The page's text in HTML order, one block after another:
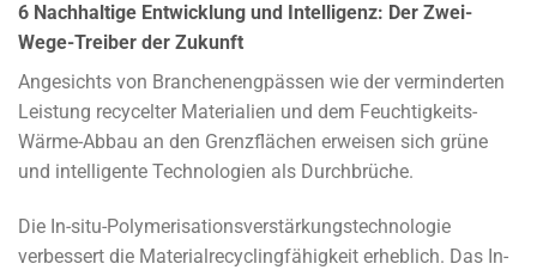
6 Nachhaltige Entwicklung und Intelligenz: Der Zwei-
Wege-Treiber der Zukunft
Angesichts von Branchenengpässen wie der verminderten
Leistung recycelter Materialien und dem Feuchtigkeits-
Wärme-Abbau an den Grenzflächen erweisen sich grüne
und intelligente Technologien als Durchbrüche.
Die In-situ-Polymerisationsverstärkungstechnologie
verbessert die Materialrecyclingfähigkeit erheblich. Das In-